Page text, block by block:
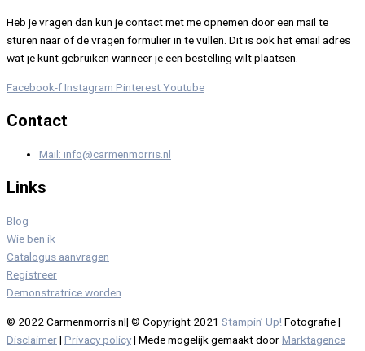
Heb je vragen dan kun je contact met me opnemen door een mail te
sturen naar of de vragen formulier in te vullen. Dit is ook het email adres
wat je kunt gebruiken wanneer je een bestelling wilt plaatsen.
Facebook-fInstagram PinterestYoutube
Contact
Mail: info@carmenmorris.nl
Links
Blog
Wie ben ik
Catalogus aanvragen
Registreer
Demonstratrice worden
© 2022 Carmenmorris.nl| © Copyright 2021 Stampin’ Up! Fotografie |
Disclaimer| Privacy policy| Mede mogelijk gemaakt doorMarktagence